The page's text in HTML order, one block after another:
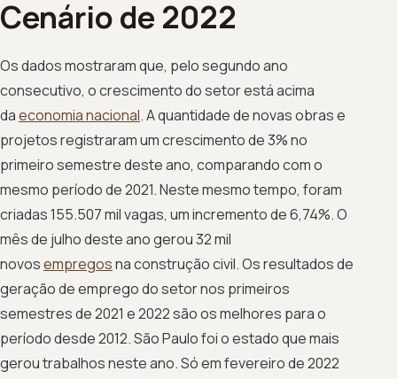
Cenário de 2022
Os dados mostraram que, pelo segundo ano
consecutivo, o crescimento do setor está acima
daeconomia nacional. A quantidade de novas obras e
projetos registraram um crescimento de 3% no
primeiro semestre deste ano, comparando com o
mesmo período de 2021. Neste mesmo tempo, foram
criadas 155.507 mil vagas, um incremento de 6,74%. O
mês de julho deste ano gerou 32 mil
novosempregosna construção civil. Os resultados de
geração de emprego do setor nos primeiros
semestres de 2021 e 2022 são os melhores para o
período desde 2012. São Paulo foi o estado que mais
gerou trabalhos neste ano. Só em fevereiro de 2022